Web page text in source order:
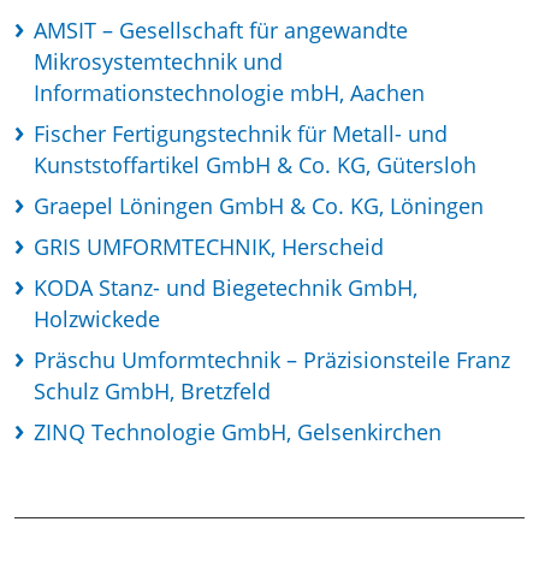
AMSIT – Gesellschaft für angewandte
Mikrosystemtechnik und
Informationstechnologie mbH, Aachen
Fischer Fertigungstechnik für Metall- und
Kunststoffartikel GmbH & Co. KG, Gütersloh
Graepel Löningen GmbH & Co. KG, Löningen
GRIS UMFORMTECHNIK, Herscheid
KODA Stanz- und Biegetechnik GmbH,
Holzwickede
Präschu Umformtechnik – Präzisionsteile Franz
Schulz GmbH, Bretzfeld
ZINQ Technologie GmbH, Gelsenkirchen